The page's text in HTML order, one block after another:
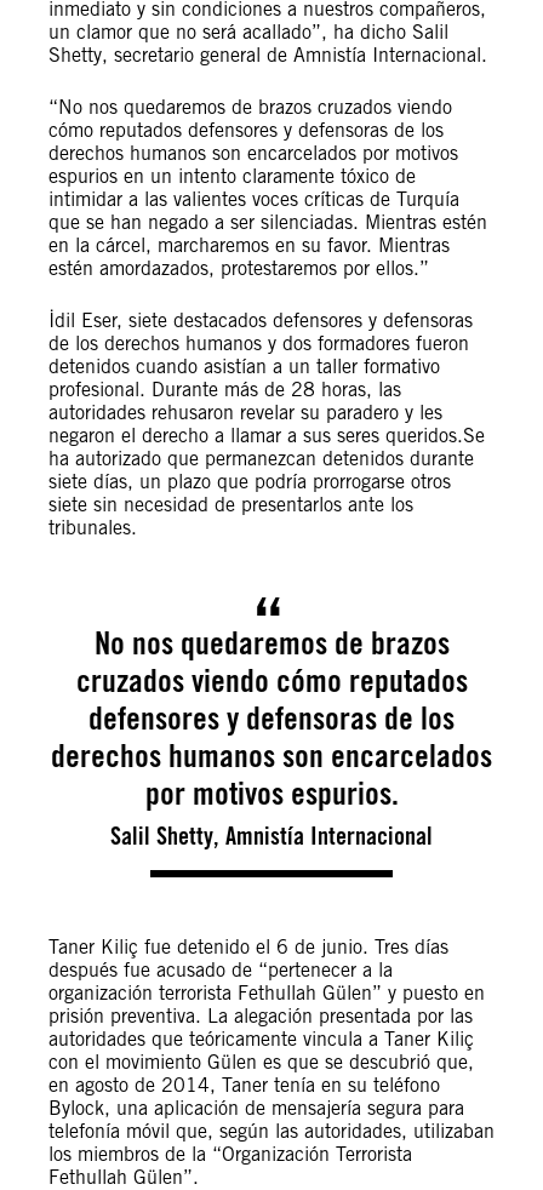
inmediato y sin condiciones a nuestros compañeros,
un clamor que no será acallado”, ha dicho Salil
Shetty, secretario general de Amnistía Internacional.
“No nos quedaremos de brazos cruzados viendo
cómo reputados defensores y defensoras de los
derechos humanos son encarcelados por motivos
espurios en un intento claramente tóxico de
intimidar a las valientes voces críticas de Turquía
que se han negado a ser silenciadas. Mientras estén
en la cárcel, marcharemos en su favor. Mientras
estén amordazados, protestaremos por ellos.”
İdil Eser, siete destacados defensores y defensoras
de los derechos humanos y dos formadores fueron
detenidos cuando asistían a un taller formativo
profesional. Durante más de 28 horas, las
autoridades rehusaron revelar su paradero y les
negaron el derecho a llamar a sus seres queridos.Se
ha autorizado que permanezcan detenidos durante
siete días, un plazo que podría prorrogarse otros
siete sin necesidad de presentarlos ante los
tribunales.
No nos quedaremos de brazos
cruzados viendo cómo reputados
defensores y defensoras de los
derechos humanos son encarcelados
por motivos espurios.
Salil Shetty, Amnistía Internacional
Taner Kiliç fue detenido el 6 de junio. Tres días
después fue acusado de “pertenecer a la
organización terrorista Fethullah Gülen” y puesto en
prisión preventiva. La alegación presentada por las
autoridades que teóricamente vincula a Taner Kiliç
con el movimiento Gülen es que se descubrió que,
en agosto de 2014, Taner tenía en su teléfono
Bylock, una aplicación de mensajería segura para
telefonía móvil que, según las autoridades, utilizaban
los miembros de la “Organización Terrorista
Fethullah Gülen”.